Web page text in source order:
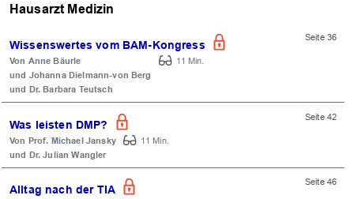
Hausarzt Medizin
Wissenswertes vom BAM-Kongress
Seite 36
Anne Bäurle
Johanna Dielmann-von Berg
Dr. Barbara Teutsch
11 Min.
Was leisten DMP?
Seite 42
Prof. Michael Jansky
Dr. Julian Wangler
11 Min.
Alltag nach der TIA
Seite 46